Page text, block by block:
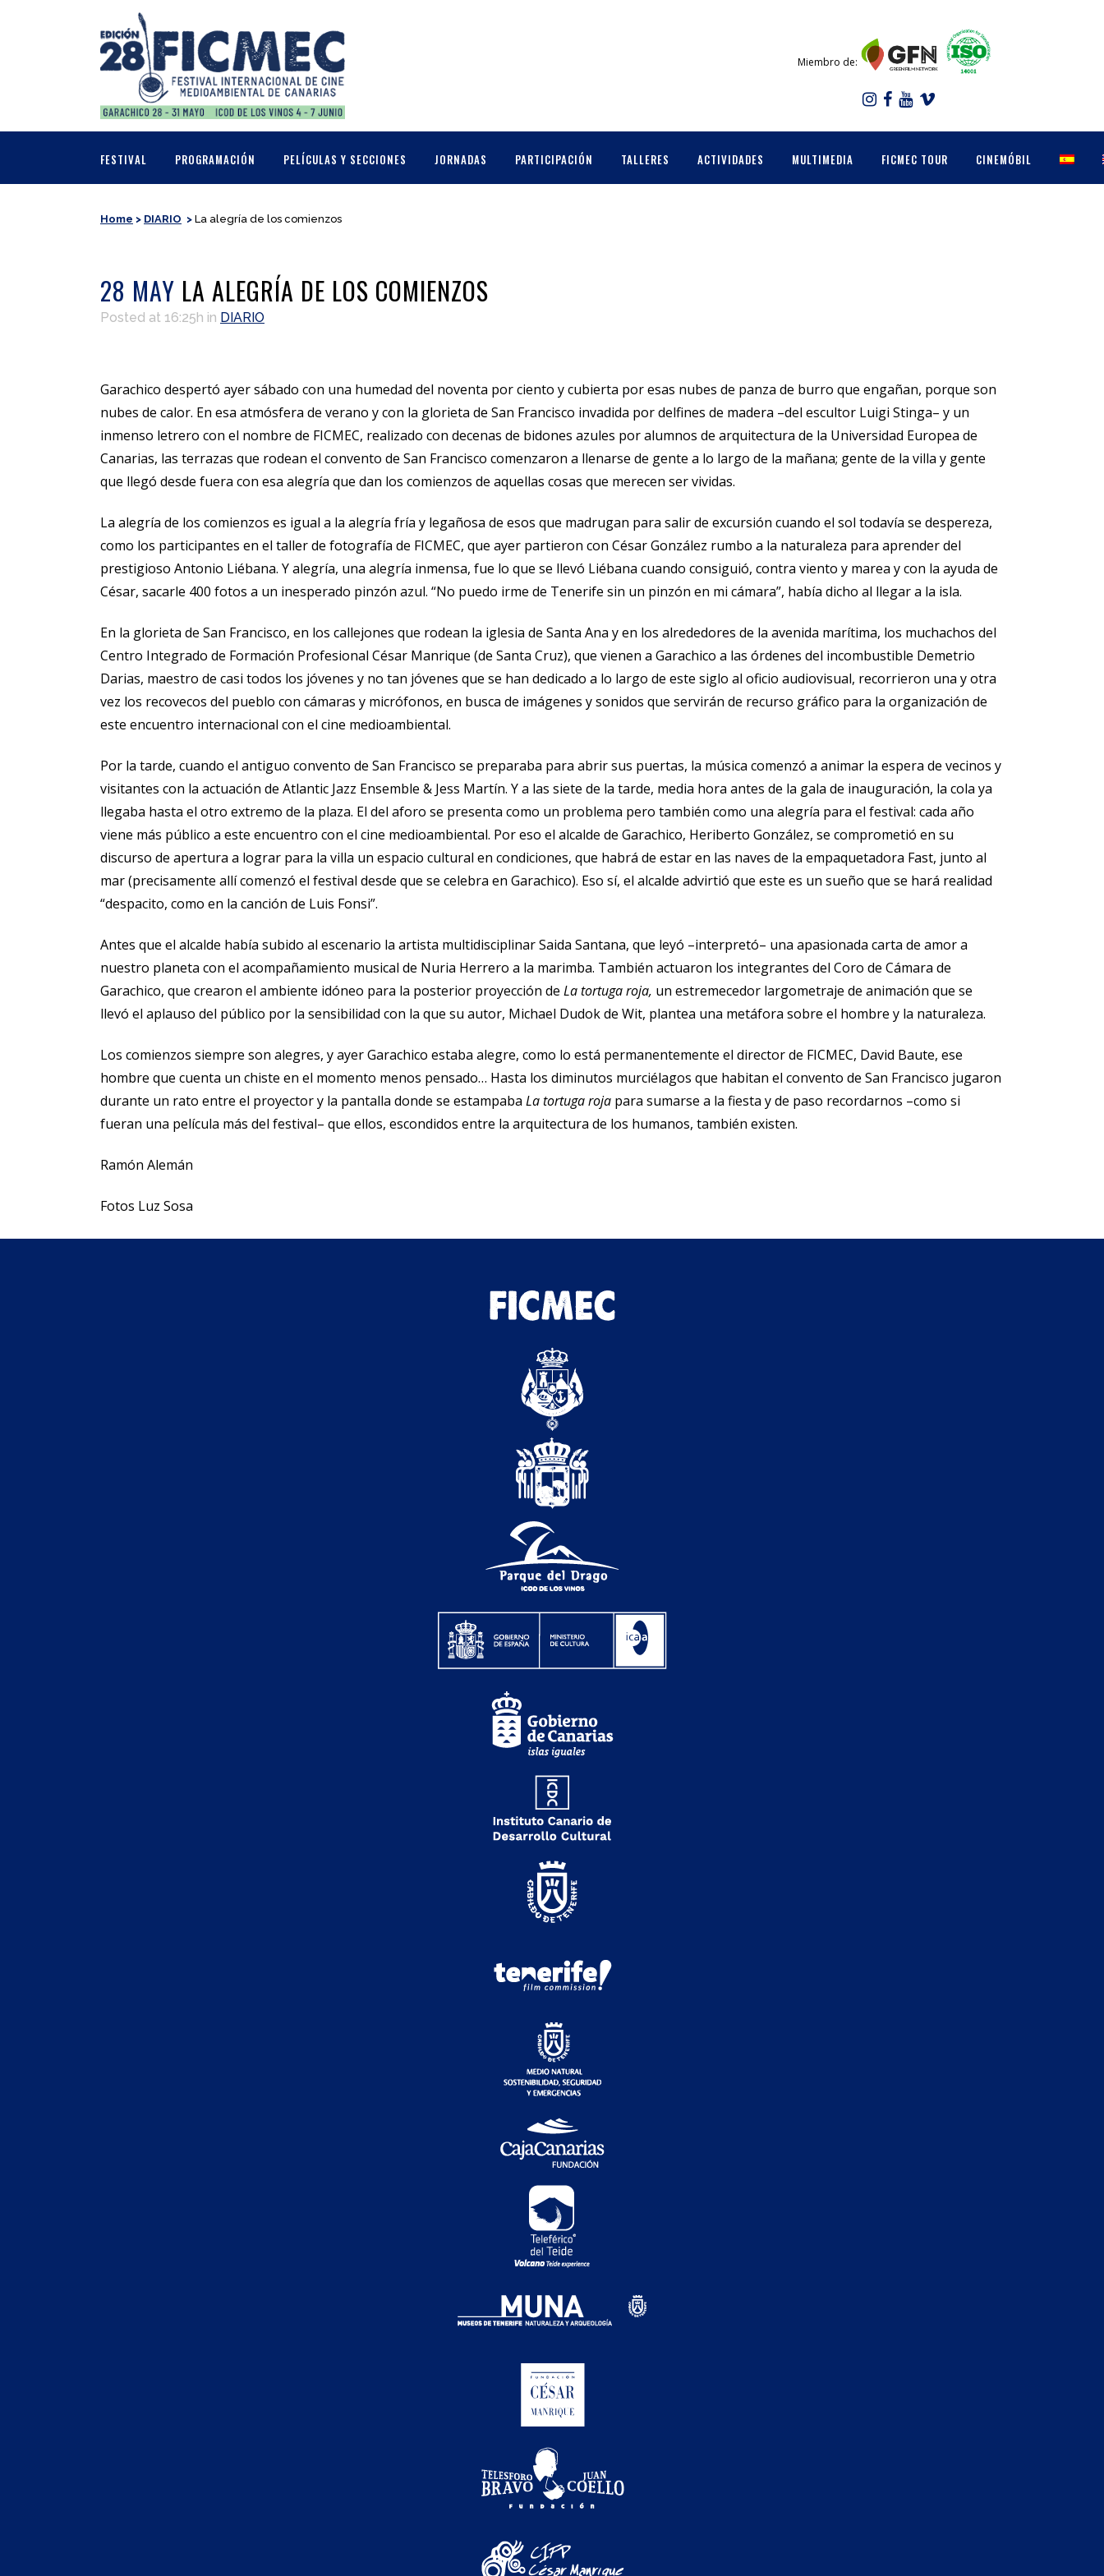
Miembro de:
FESTIVAL PROGRAMACIÓN PELÍCULAS Y SECCIONES JORNADAS PARTICIPACIÓN TALLERES ACTIVIDADES MULTIMEDIA FICMEC TOUR CINEMÓBIL
Home > DIARIO > La alegría de los comienzos
28 MAY LA ALEGRÍA DE LOS COMIENZOS
Posted at 16:25h in DIARIO
Garachico despertó ayer sábado con una humedad del noventa por ciento y cubierta por esas nubes de panza de burro que engañan, porque son
nubes de calor. En esa atmósfera de verano y con la glorieta de San Francisco invadida por delfines de madera –del escultor Luigi Stinga– y un
inmenso letrero con el nombre de FICMEC, realizado con decenas de bidones azules por alumnos de arquitectura de la Universidad Europea de
Canarias, las terrazas que rodean el convento de San Francisco comenzaron a llenarse de gente a lo largo de la mañana; gente de la villa y gente
que llegó desde fuera con esa alegría que dan los comienzos de aquellas cosas que merecen ser vividas.
La alegría de los comienzos es igual a la alegría fría y legañosa de esos que madrugan para salir de excursión cuando el sol todavía se despereza,
como los participantes en el taller de fotografía de FICMEC, que ayer partieron con César González rumbo a la naturaleza para aprender del
prestigioso Antonio Liébana. Y alegría, una alegría inmensa, fue lo que se llevó Liébana cuando consiguió, contra viento y marea y con la ayuda de
César, sacarle 400 fotos a un inesperado pinzón azul. “No puedo irme de Tenerife sin un pinzón en mi cámara”, había dicho al llegar a la isla.
En la glorieta de San Francisco, en los callejones que rodean la iglesia de Santa Ana y en los alrededores de la avenida marítima, los muchachos del
Centro Integrado de Formación Profesional César Manrique (de Santa Cruz), que vienen a Garachico a las órdenes del incombustible Demetrio
Darias, maestro de casi todos los jóvenes y no tan jóvenes que se han dedicado a lo largo de este siglo al oficio audiovisual, recorrieron una y otra
vez los recovecos del pueblo con cámaras y micrófonos, en busca de imágenes y sonidos que servirán de recurso gráfico para la organización de
este encuentro internacional con el cine medioambiental.
Por la tarde, cuando el antiguo convento de San Francisco se preparaba para abrir sus puertas, la música comenzó a animar la espera de vecinos y
visitantes con la actuación de Atlantic Jazz Ensemble & Jess Martín. Y a las siete de la tarde, media hora antes de la gala de inauguración, la cola ya
llegaba hasta el otro extremo de la plaza. El del aforo se presenta como un problema pero también como una alegría para el festival: cada año
viene más público a este encuentro con el cine medioambiental. Por eso el alcalde de Garachico, Heriberto González, se comprometió en su
discurso de apertura a lograr para la villa un espacio cultural en condiciones, que habrá de estar en las naves de la empaquetadora Fast, junto al
mar (precisamente allí comenzó el festival desde que se celebra en Garachico). Eso sí, el alcalde advirtió que este es un sueño que se hará realidad
“despacito, como en la canción de Luis Fonsi”.
Antes que el alcalde había subido al escenario la artista multidisciplinar Saida Santana, que leyó –interpretó– una apasionada carta de amor a
nuestro planeta con el acompañamiento musical de Nuria Herrero a la marimba. También actuaron los integrantes del Coro de Cámara de
Garachico, que crearon el ambiente idóneo para la posterior proyección de La tortuga roja, un estremecedor largometraje de animación que se
llevó el aplauso del público por la sensibilidad con la que su autor, Michael Dudok de Wit, plantea una metáfora sobre el hombre y la naturaleza.
Los comienzos siempre son alegres, y ayer Garachico estaba alegre, como lo está permanentemente el director de FICMEC, David Baute, ese
hombre que cuenta un chiste en el momento menos pensado… Hasta los diminutos murciélagos que habitan el convento de San Francisco jugaron
durante un rato entre el proyector y la pantalla donde se estampaba La tortuga roja para sumarse a la fiesta y de paso recordarnos –como si
fueran una película más del festival– que ellos, escondidos entre la arquitectura de los humanos, también existen.
Ramón Alemán
Fotos Luz Sosa